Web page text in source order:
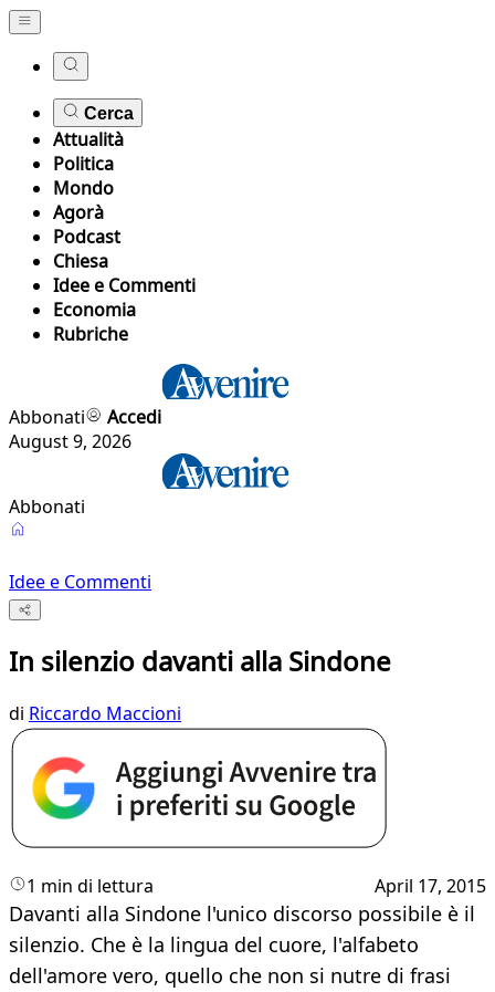
Cerca
Attualità
Politica
Mondo
Agorà
Podcast
Chiesa
Idee e Commenti
Economia
Rubriche
Abbonati
Accedi
August 9, 2026
Abbonati
Idee e Commenti
In silenzio davanti alla Sindone
di Riccardo Maccioni
1 min di lettura April 17, 2015
Davanti alla Sindone l'unico discorso possibile è il
silenzio. Che è la lingua del cuore, l'alfabeto
dell'amore vero, quello che non si nutre di frasi